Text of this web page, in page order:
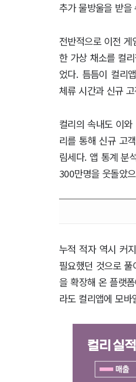
추가 물방울을 받
전반적으로 이전
한 가상 채소를 컬
었다. 틈틈이 컬리
체류 시간과 신규
컬리의 속내도 이
리를 통해 신규 고
림세다. 앱 통계 분
300만명을 웃돌았
누적 적자 역시 커
필요했던 것으로
을 확장해 온 플랫
라도 컬리앱에 모